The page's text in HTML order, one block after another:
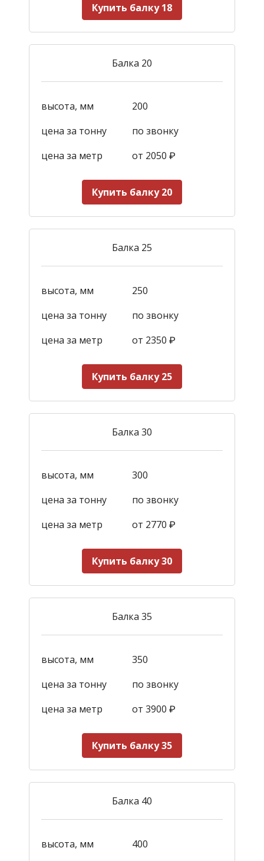
Купить балку 18
Балка 20
высота, мм
200
цена за тонну
по звонку
цена за метр
от 2050 ₽
Купить балку 20
Балка 25
высота, мм
250
цена за тонну
по звонку
цена за метр
от 2350 ₽
Купить балку 25
Балка 30
высота, мм
300
цена за тонну
по звонку
цена за метр
от 2770 ₽
Купить балку 30
Балка 35
высота, мм
350
цена за тонну
по звонку
цена за метр
от 3900 ₽
Купить балку 35
Балка 40
высота, мм 400